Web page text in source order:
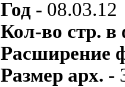
Год - 08.03.12
Кол-во стр.
Расширение
Размер арх. -